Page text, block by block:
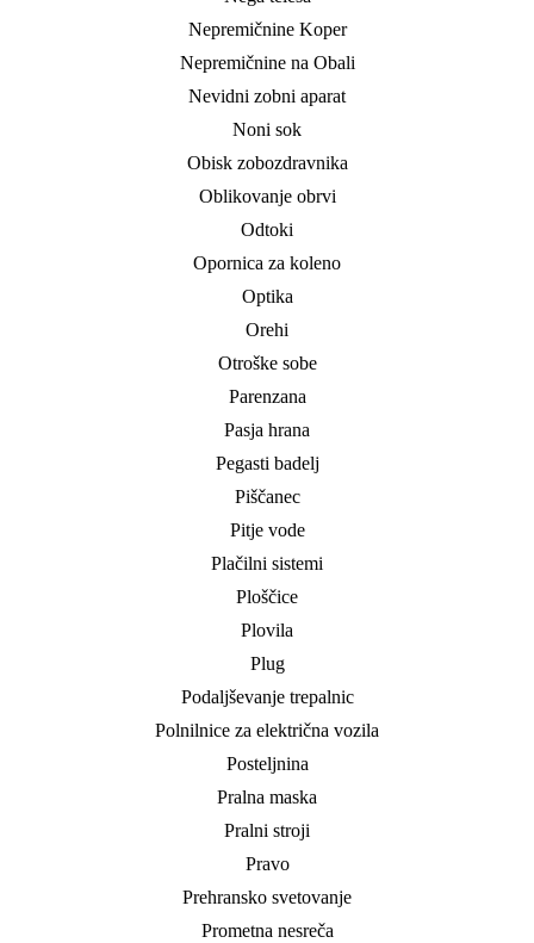
Nepremičnine Koper
Nepremičnine na Obali
Nevidni zobni aparat
Noni sok
Obisk zobozdravnika
Oblikovanje obrvi
Odtoki
Opornica za koleno
Optika
Orehi
Otroške sobe
Parenzana
Pasja hrana
Pegasti badelj
Piščanec
Pitje vode
Plačilni sistemi
Ploščice
Plovila
Plug
Podaljševanje trepalnic
Polnilnice za električna vozila
Posteljnina
Pralna maska
Pralni stroji
Pravo
Prehransko svetovanje
Prometna nesreča